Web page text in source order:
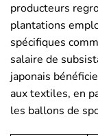
producteurs
plantations
spécifiques
salaire de
japonais
aux textiles, en
les ballons de